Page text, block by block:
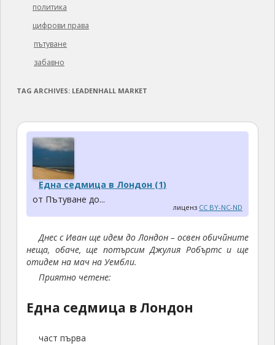
политика
цифрови права
пътуване
забавно
TAG ARCHIVES: LEADENHALL MARKET
Една седмица в Лондон (1)
от Пътуване до...
лиценз CC BY-NC-ND
Днес с Иван ще идем до Лондон – освен обичйните
неща, обаче, ще потърсим Джулия Робъртс и ще
отидем на мач на Уембли.
Приятно четене:
Една седмица в Лондон
част първа